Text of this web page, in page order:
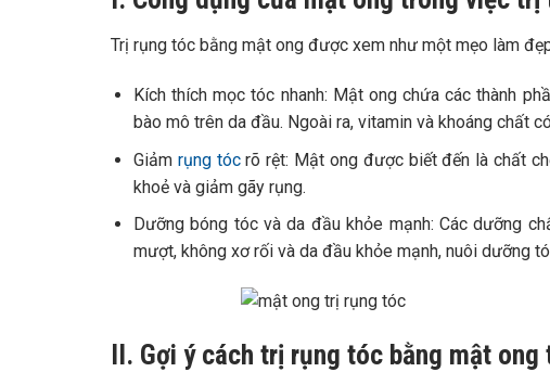
Trị rụng tóc bằng mật ong được xem như một mẹo làm
Kích thích mọc tóc nhanh: Mật ong chứa các thành
bào mô trên da đầu. Ngoài ra, vitamin và khoáng chất
Giảm rụng tócrõ rệt: Mật ong được biết đến là chất
khoẻ và giảm gãy rụng.
Dưỡng bóng tóc và da đầu khỏe mạnh: Các dưỡng
mượt, không xơ rối và da đầu khỏe mạnh, nuôi dưỡng
II. Gợi ý cách trị rụng tóc bằng mật ong